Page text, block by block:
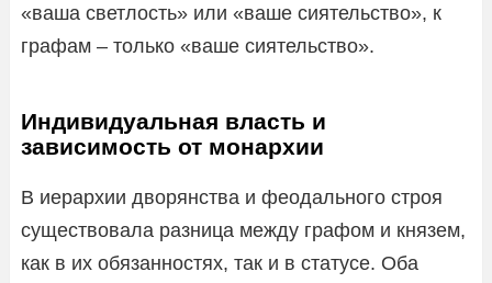
«ваша светлость» или «ваше сиятельство», к
графам – только «ваше сиятельство».
Индивидуальная власть и
зависимость от монархии
В иерархии дворянства и феодального строя
существовала разница между графом и князем,
как в их обязанностях, так и в статусе. Оба